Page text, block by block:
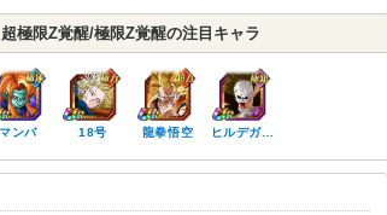
超極限Z覚醒/極限Z覚醒の注目キャラ
マンバ 18号 龍拳悟空 ヒルデガ…